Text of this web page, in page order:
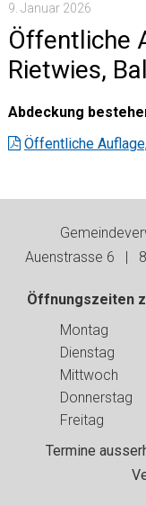
9. Januar 2026
Öffentliche
Rietwies,
Abdeckung
Öffentliche
Auenstrasse 6 |
Öffnungszeiten
Wochentag
Montag
Dienstag
Mittwoch
Donnerstag
Freitag
Termine